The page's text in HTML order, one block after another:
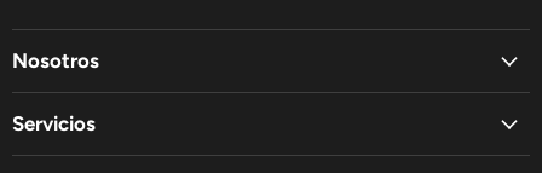
Nosotros
Servicios